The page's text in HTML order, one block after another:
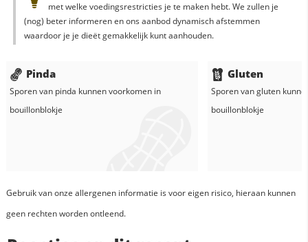
met welke voedingsrestricties je te maken hebt. We zullen je
(nog) beter informeren en ons aanbod dynamisch afstemmen
waardoor je je dieët gemakkelijk kunt aanhouden.
Pinda
Sporen van pinda kunnen voorkomen in
bouillonblokje
Gluten
Sporen van gluten
bouillonblokje
Gebruik van onze allergenen informatie is voor eigen risico, hieraan kunnen
geen rechten worden ontleend.